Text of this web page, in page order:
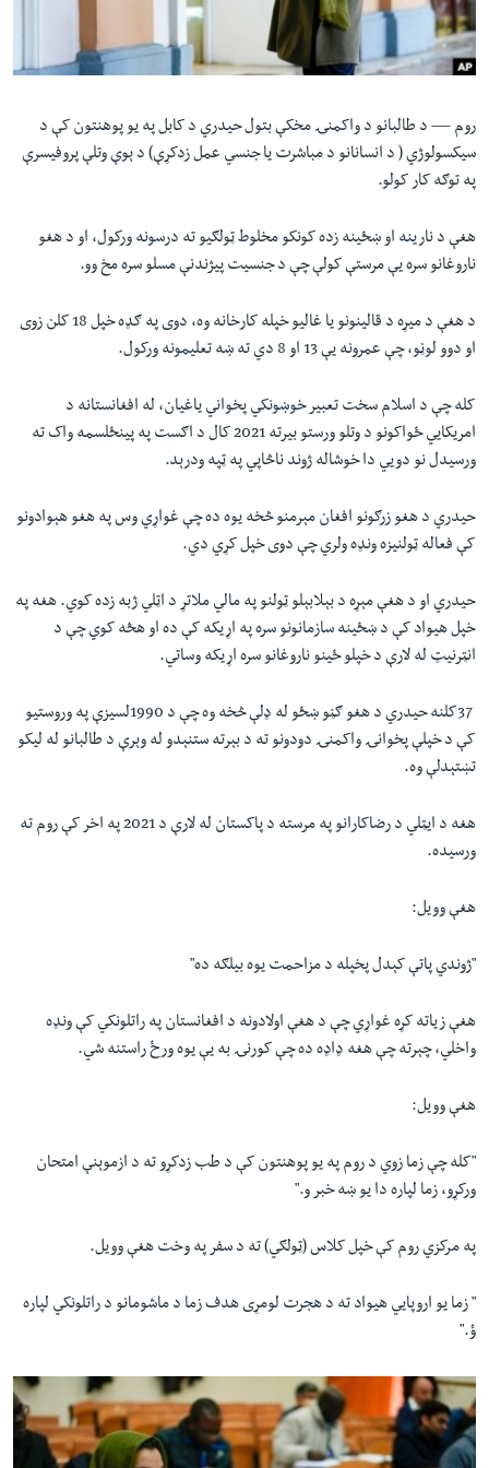
دلته
مخکې
لټون
واوړئ
اداریه
Learning English
FOLLOW US
ژبې
روم — د طالبانو د واکمنۍ مخکې بتول حیدري د کابل په یو پوهنتون کې د
سیکسولوژي ( د انسانانو د مباشرت یا جنسي عمل زدکړې) د ېوې وتلې پروفیسرې
په توګه کار کولو.
هغې د نارینه او ښځینه زده کونکو مخلوط ټولګیو ته درسونه ورکول، او د هغو
ناروغانو سره یې مرستې کولې چې د جنسیت پیژندنې مسلو سره مخ وو.
د هغې د میړه د قالینونو یا غالیو خپله کارخانه وه، دوی په ګډه خپل 18 کلن زوی
او دوو لوڼو، چې عمرونه یې 13 او 8 دي ته ښه تعلیمونه ورکول.
کله چې د اسلام سخت تعبیر خوښونکي پخواني یاغیان، له افغانستانه د
امریکايي ځواکونو د وتلو ورستو بیرته 2021 کال د اګست په پینځلسمه واک ته
ورسیدل نو دويي دا خوشاله ژوند ناڅاپي په ټپه ودرېد.
حیدري د هغو زرګونو افغان مېرمنو څخه یوه ده چې غواړي وس په هغو هېوادونو
کې فعاله ټولنیزه ونډه ولري چې دوی خپل کړي دي.
حیدري او د هغې مېړه د بېلابېلو ټولنو په مالي ملاتړ د اټلي ژبه زده کوي. هغه په
خپل هیواد کې د ښځینه سازمانونو سره په اړیکه کې ده او هڅه کوي چې د
انټرنیټ له لارې د خپلو ځینو ناروغانو سره اړیکه وساتي.
37کلنه حیدري د هغو ګڼو ښځو له ډلې څخه وه چې د 1990لسیزې په وروستیو
کې د خپلې پخوانۍ واکمنۍ دودونو ته د بېرته ستنېدو له وېرې د طالبانو له لیکو
تښتېدلې وه.
هغه د ایټلي د رضاکارانو په مرسته د پاکستان له لارې د 2021 په اخر کې روم ته
ورسیده.
هغې وويل:
"ژوندي پاتې کېدل پخپله د مزاحمت يوه بیلګه ده"
هغې زياته کړه غواړي چې د هغې اولادونه د افغانستان په راتلونکي کې ونډه
واخلي، چېرته چې هغه ډاډه ده چې کورنۍ به يې يوه ورځ راستنه شي.
هغې وویل:
"کله چې زما زوي د روم په یو پوهنتون کې د طب زدکړو ته د ازموېنې امتحان
ورکړو، زما لپاره دا یو ښه خبر و."
په مرکزي روم کې خپل کلاس (ټولګي) ته د سفر په وخت هغې وویل.
" زما یو اروپايي هیواد ته د هجرت لومړی هدف زما د ماشومانو د راتلونکي لپاره
ؤ."